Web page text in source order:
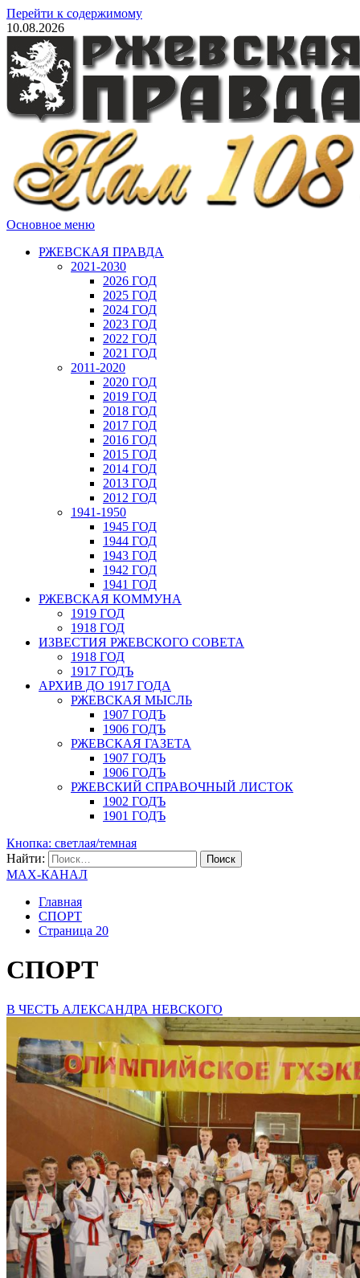
Перейти к содержимому
10.08.2026
Основное меню
РЖЕВСКАЯ ПРАВДА
2021-2030
2026 ГОД
2025 ГОД
2024 ГОД
2023 ГОД
2022 ГОД
2021 ГОД
2011-2020
2020 ГОД
2019 ГОД
2018 ГОД
2017 ГОД
2016 ГОД
2015 ГОД
2014 ГОД
2013 ГОД
2012 ГОД
1941-1950
1945 ГОД
1944 ГОД
1943 ГОД
1942 ГОД
1941 ГОД
РЖЕВСКАЯ КОММУНА
1919 ГОД
1918 ГОД
ИЗВЕСТИЯ РЖЕВСКОГО СОВЕТА
1918 ГОД
1917 ГОДЪ
АРХИВ ДО 1917 ГОДА
РЖЕВСКАЯ МЫСЛЬ
1907 ГОДЪ
1906 ГОДЪ
РЖЕВСКАЯ ГАЗЕТА
1907 ГОДЪ
1906 ГОДЪ
РЖЕВСКИЙ СПРАВОЧНЫЙ ЛИСТОК
1902 ГОДЪ
1901 ГОДЪ
Кнопка: светлая/темная
Найти:
MAX-КАНАЛ
Главная
СПОРТ
Страница 20
СПОРТ
В ЧЕСТЬ АЛЕКСАНДРА НЕВСКОГО